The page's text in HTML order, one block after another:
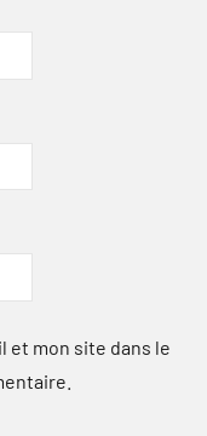
et mon site dans le